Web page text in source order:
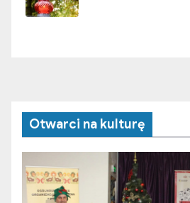
Otwarci na kulturę